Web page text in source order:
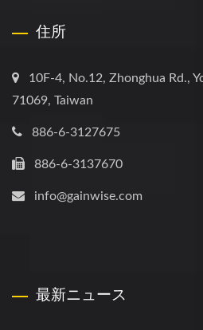
住所
10F-4, No.12, Zhonghua Rd.,
71069, Taiwan
886-6-3127675
886-6-3137670
info@gainwise.com
最新ニュース